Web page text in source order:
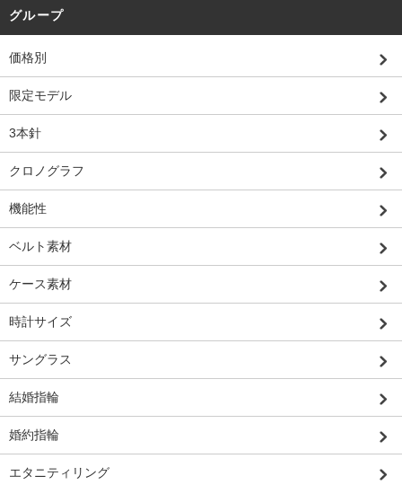
グループ
価格別
限定モデル
3本針
クロノグラフ
機能性
ベルト素材
ケース素材
時計サイズ
サングラス
結婚指輪
婚約指輪
エタニティリング